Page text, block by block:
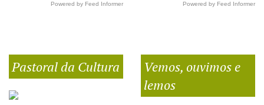
Powered by Feed Informer Powered by Feed Informer
Pastoral da Cultura
Vemos, ouvimos e
lemos